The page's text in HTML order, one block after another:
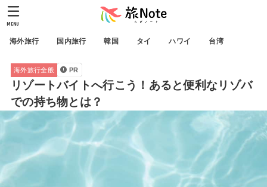
海外旅行 国内旅行 韓国 タイ ハワイ 台湾
MENU
海外旅行全般 PR
リゾートバイトへ行こう！あると便利なリゾバ
での持ち物とは？